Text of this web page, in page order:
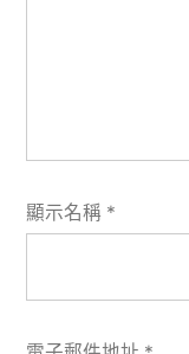
顯示名稱 *